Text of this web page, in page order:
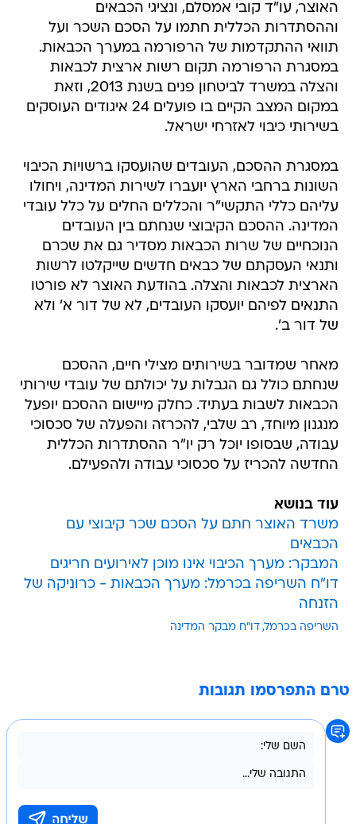
האוצר, עו"ד קובי אמסלם, ונציגי הכבאים
וההסתדרות הכללית חתמו על הסכם השכר ועל
תוואי ההתקדמות של הרפורמה במערך הכבאות.
במסגרת הרפורמה תקום רשות ארצית לכבאות
והצלה במשרד לביטחון פנים בשנת 2013, וזאת
במקום המצב הקיים בו פועלים 24 איגודים העוסקים
בשירותי כיבוי לאזרחי ישראל.
במסגרת ההסכם, העובדים שהועסקו ברשויות הכיבוי
השונות ברחבי הארץ יועברו לשירות המדינה, ויחולו
עליהם כללי התקשי"ר והכללים החלים על כלל עובדי
המדינה. ההסכם הקיבוצי שנחתם בין העובדים
הנוכחיים של שרות הכבאות מסדיר גם את שכרם
ותנאי העסקתם של כבאים חדשים שייקלטו לרשות
הארצית לכבאות והצלה. בהודעת האוצר לא פורטו
התנאים לפיהם יועסקו העובדים, לא של דור א' ולא
של דור ב'.
מאחר שמדובר בשירותים מצילי חיים, ההסכם
שנחתם כולל גם הגבלות על יכולתם של עובדי שירותי
הכבאות לשבות בעתיד. כחלק מיישום ההסכם יופעל
מנגנון מיוחד, רב שלבי, להכרזה והפעלה של סכסוכי
עבודה, שבסופו יוכל רק יו"ר ההסתדרות הכללית
החדשה להכריז על סכסוכי עבודה ולהפעילם.
עוד בנושא
משרד האוצר חתם על הסכם שכר קיבוצי עם
הכבאים
המבקר: מערך הכיבוי אינו מוכן לאירועים חריגים
דו"ח השריפה בכרמל: מערך הכבאות - כרוניקה של
הזנחה
השריפה בכרמל דו"ח מבקר המדינה
טרם התפרסמו תגובות